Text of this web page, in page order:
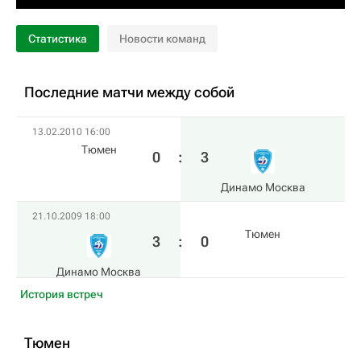
Статистика Новости команд
Последние матчи между собой
13.02.2010 16:00
Тюмен 0 : 3
Динамо Москва
21.10.2009 18:00
Динамо Москва
3 : 0 Тюмен
История встреч
Тюмен